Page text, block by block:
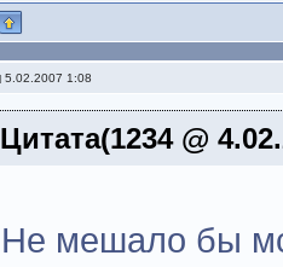
5.02.2007 1:08
Цитата(1234 @
Не мешало бы